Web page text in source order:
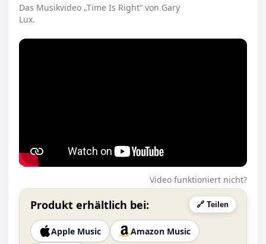
Das Musikvideo „Time Is Right“ von Gary
Lux.
Video funktioniert nicht?
Produkt erhältlich bei: 🔗 Teilen
Apple Music
Amazon Music